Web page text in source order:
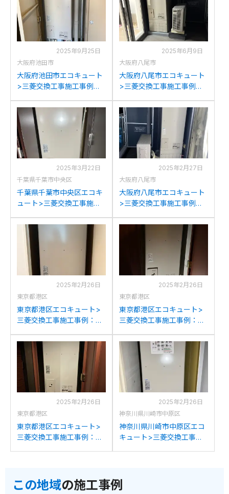
2025年9月25日
大阪府池田市
大阪府池田市エコキュート
>三菱交換工事施工事例：
HPT303WFDから三菱
SRT-W306Dへの交換
2025年6月9日
大阪府八尾市
大阪府八尾市エコキュート
>三菱交換工事施工事例：
から三菱SRT-W306Dへの
交換
2025年3月22日
千葉県千葉市中央区
千葉県千葉市中央区エコキ
ュート>三菱交換工事施工
30C1QMから三菱SRT-
W306Dへの交換
2025年2月27日
大阪府八尾市
大阪府八尾市エコキュート
>三菱交換工事施工事例：
HPT30WD4から三菱SRT-
2025年2月26日
東京都港区
東京都港区エコキュート>
三菱交換工事施工事例：ミ
から三菱SRT-W306Dへの
交換
2025年2月26日
東京都港区
東京都港区エコキュート>
三菱交換工事施工事例：ナ
三菱SRT-W306Dへの交換
2025年2月26日
東京都港区
東京都港区エコキュート>
三菱交換工事施工事例：パ
2025年2月26日
神奈川県川崎市中原区
神奈川県川崎市中原区エコ
キュート>三菱交換工事施
この地域の施工事例